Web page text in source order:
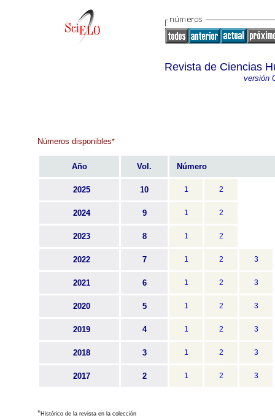
Revista de Ciencias
versión
Números disponibles*
Año Vol. Número
2025 10 1 2
2024 9 1 2
2023 8 1 2
2022 7 1 2 3
2021 6 1 2 3
2020 5 1 2 3
2019 4 1 2 3
2018 3 1 2 3
2017 2 1 2 3
*Histórico de la revista en la colección